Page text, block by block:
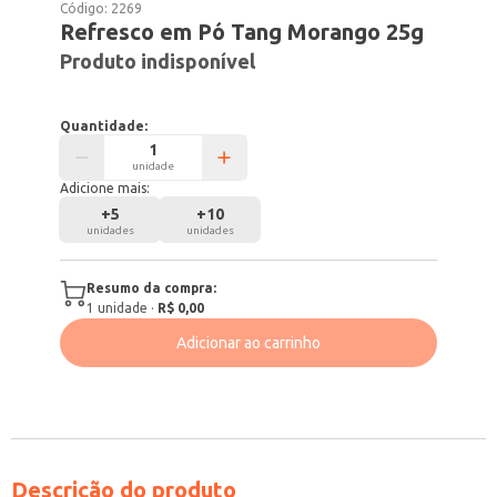
Código: 2269
Refresco em Pó Tang Morango 25g
Produto indisponível
Quantidade:
unidade
Adicione mais:
+5
unidades
+10
unidades
Resumo da compra:
1 unidade · R$ 0,00
Adicionar ao carrinho
Descrição do produto